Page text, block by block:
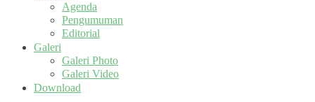
Agenda
Pengumuman
Editorial
Galeri
Galeri Photo
Galeri Video
Download